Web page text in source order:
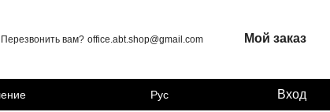
Перезвонить вам? office.abt.shop@gmail.com Мой заказ
Рус Вход